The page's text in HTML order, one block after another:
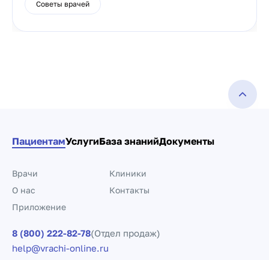
Советы врачей
ПациентамУслугиБаза знанийДокументы
Врачи
Клиники
О нас
Контакты
Приложение
8 (800) 222-82-78(Отдел продаж)
help@vrachi-online.ru